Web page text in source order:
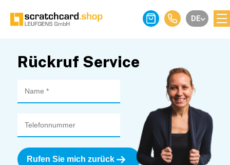
DE
Rückruf Service